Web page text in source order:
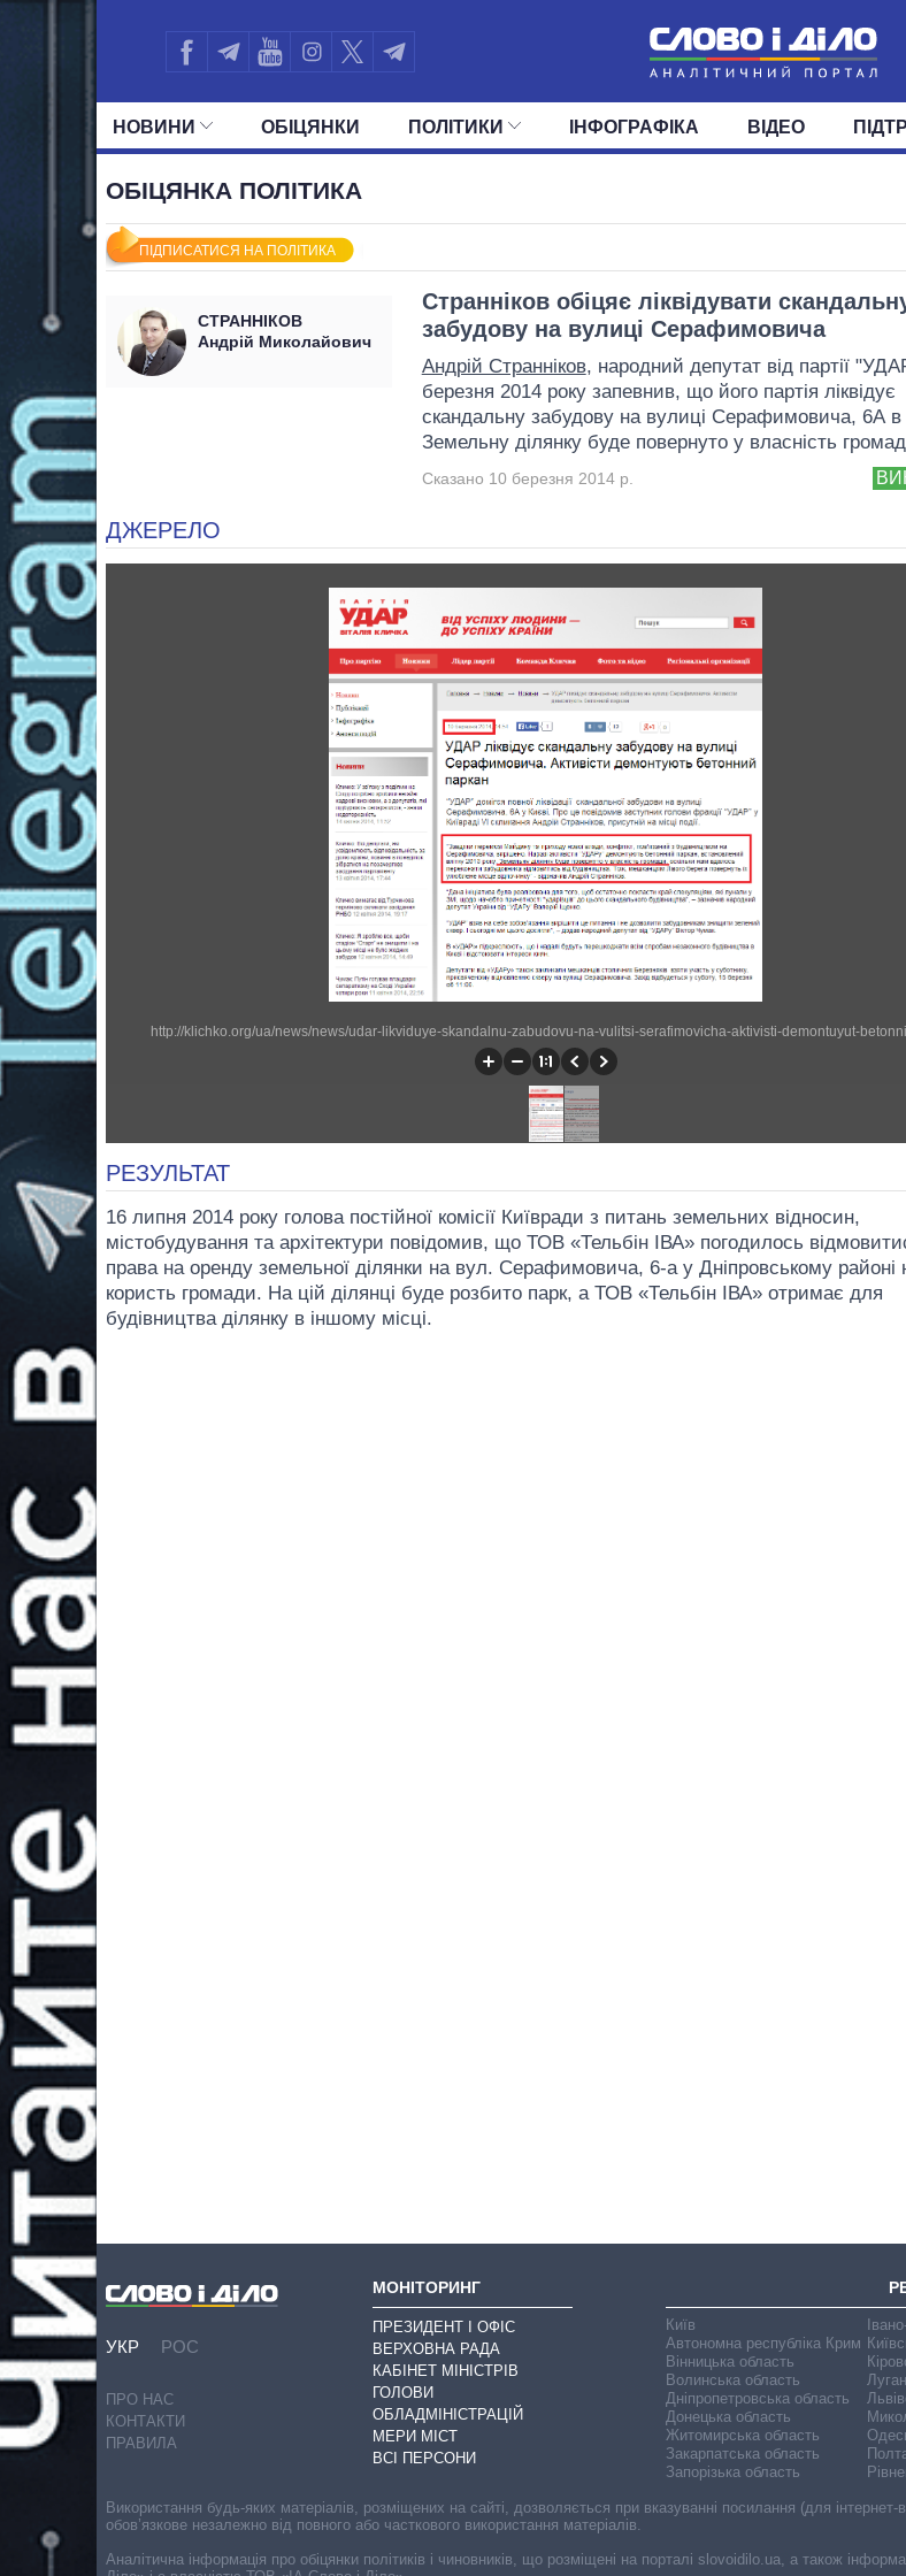
НОВИНИ ОБIЦЯНКИ ПОЛIТИКИ ІНФОГРАФІКА ВІДЕО
ОБІЦЯНКА ПОЛІТИКА
ПІДПИСАТИСЯ НА ПОЛІТИКА
СТРАННІКОВ
Андрій Миколайович
Странніков обіцяє ліквідувати
забудову на вулиці Серафимовича
Андрій Странніков, народний депутат від партії
березня 2014 року запевнив, що його партія ліквідує
скандальну забудову на вулиці Серафимовича, 6А в
Земельну ділянку буде повернуто у власність
Сказано 10 березня 2014 р.
ДЖЕРЕЛО
РЕЗУЛЬТАТ
16 липня 2014 року голова постійної комісії Київради з питань земельних відносин,
містобудування та архітектури повідомив, що ТОВ «Тельбін ІВА» погодилось
права на оренду земельної ділянки на вул. Серафимовича, 6-а у Дніпровському районі
користь громади. На цій ділянці буде розбито парк, а ТОВ «Тельбін ІВА» отримає для
будівництва ділянку в іншому місці.
УКР РОС
ПРО НАС
КОНТАКТИ
ПРАВИЛА
МОНІТОРИНГ
ПРЕЗИДЕНТ І ОФІС
ВЕРХОВНА РАДА
КАБІНЕТ МІНІСТРІВ
ГОЛОВИ
ОБЛАДМІНІСТРАЦІЙ
МЕРИ МІСТ
ВСІ ПЕРСОНИ
Київ
Автономна республіка Крим
Вінницька область
Волинська область
Дніпропетровська область
Донецька область
Житомирська область
Закарпатська область
Запорізька область
Використання будь-яких матеріалів, розміщених на сайті, дозволяється при вказуванні посилання (для
обов’язкове незалежно від повного або часткового використання матеріалів.
Аналітична інформація про обіцянки політиків і чиновників, що розміщені на порталі slovoidilo.ua, а також